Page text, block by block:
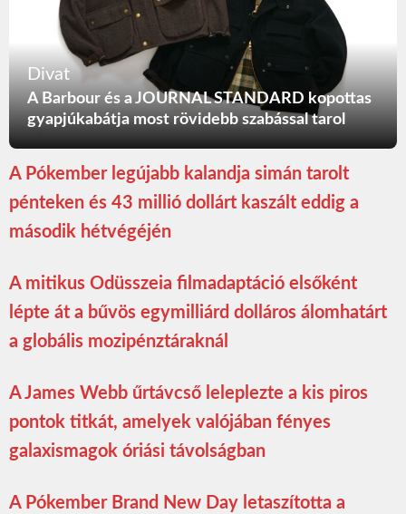
Divat
A Barbour és a JOURNAL STANDARD kopottas
gyapjúkabátja most rövidebb szabással tarol
A Pókember legújabb kalandja simán tarolt
pénteken és 43 millió dollárt kaszált eddig a
második hétvégéjén
A mitikus Odüsszeia filmadaptáció elsőként
lépte át a bűvös egymilliárd dolláros álomhatárt
a globális mozipénztáraknál
A James Webb űrtávcső leleplezte a kis piros
pontok titkát, amelyek valójában fényes
galaxismagok óriási távolságban
A Pókember Brand New Day letaszította a